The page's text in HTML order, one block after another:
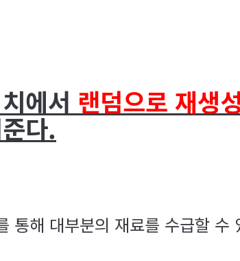
에서 랜덤으로 재생성
다.
통해 대부분의 재료를 수급할 수